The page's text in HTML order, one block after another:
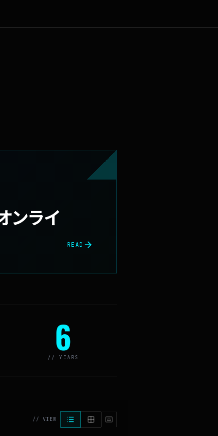
ンライ
READ
6
// YEARS
// VIEW